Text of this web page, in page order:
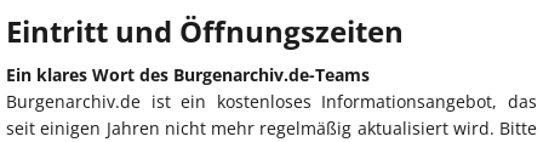
Eintritt und Öffnungszeiten
Ein klares Wort des Burgenarchiv.de-Teams
Burgenarchiv.de ist ein kostenloses Informationsangebot, das
seit einigen Jahren nicht mehr regelmäßig aktualisiert wird. Bitte